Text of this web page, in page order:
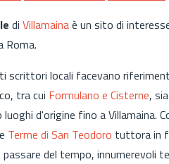
di Villamainaè un sito di
Roma.
scrittori locali facevano
tra cui Formulano e Cisterne,
d'origine fino a Villamaina.
Terme di San Teodoro tuttora in
del tempo, innumerevoli